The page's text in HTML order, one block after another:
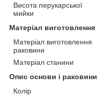
Висота перукарської
мийки
Матеріал виготовлення
Матеріал виготовлення
раковини
Матеріал станини
Опис основи і раковини
Колір